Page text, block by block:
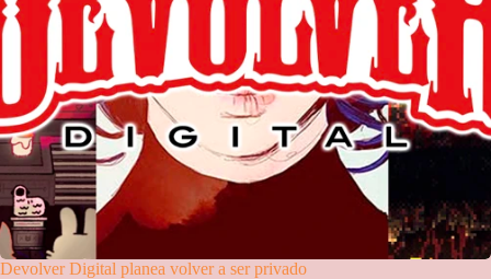
Devolver Digital planea volver a ser privado